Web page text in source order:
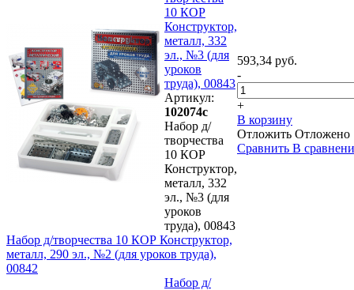
10 КОР
Конструктор,
металл, 332
эл., №3 (для
уроков
труда), 00843
Артикул:
102074с
Набор д/
творчества
10 КОР
Конструктор,
металл, 332
эл., №3 (для
уроков
труда), 00843
593,34 руб.
-
+
В корзину
Отложить Отложено
Сравнить В
Набор д/творчества 10 КОР Конструктор,
металл, 290 эл., №2 (для уроков труда),
00842
Набор д/